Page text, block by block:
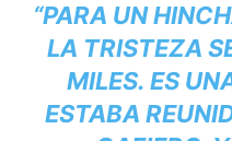
“PARA UN
LA TRISTEZA
MILES. ES
ESTABA